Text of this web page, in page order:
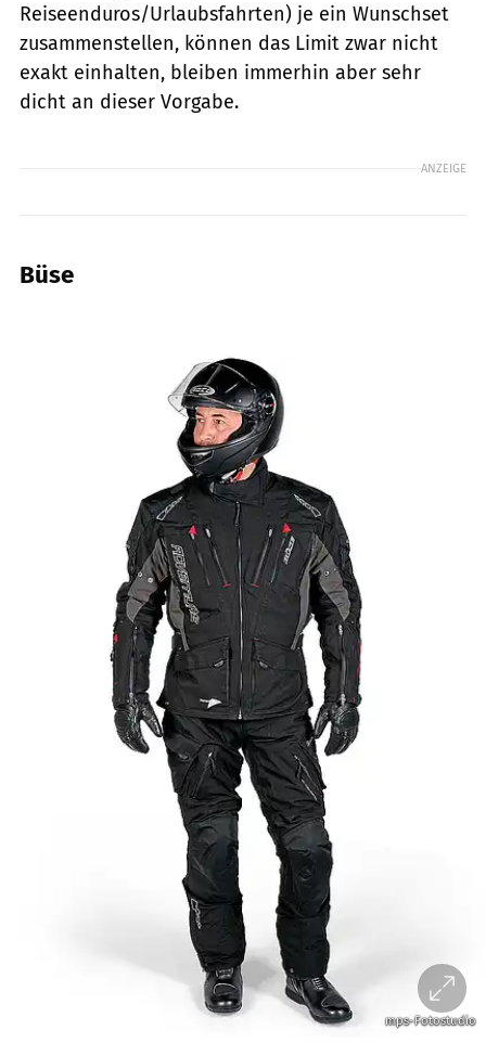
Reiseenduros/Urlaubsfahrten) je ein Wunschset
zusammenstellen, können das Limit zwar nicht
exakt einhalten, bleiben immerhin aber sehr
dicht an dieser Vorgabe.
ANZEIGE
Büse
mps-Fotostudio